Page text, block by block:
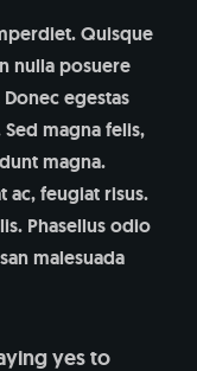
Quisque
nulla posuere
egestas
magna felis,
magna.
ac, feugiat risus.
Phasellus odio
malesuada
yes to